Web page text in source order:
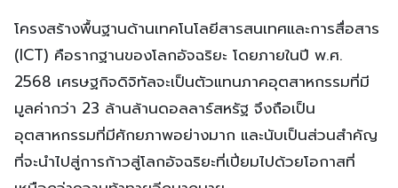
โครงสร้างพื้นฐานด้านเทคโนโลยีสารสนเทศและการสื่อสาร
(ICT) คือรากฐานของโลกอัจฉริยะ โดยภายในปี พ.ศ.
2568 เศรษฐกิจดิจิทัลจะเป็นตัวแทนภาคอุตสาหกรรมที่มี
มูลค่ากว่า 23 ล้านล้านดอลลาร์สหรัฐ จึงถือเป็น
อุตสาหกรรมที่มีศักยภาพอย่างมาก และนับเป็นส่วนสำคัญ
ที่จะนำไปสู่การก้าวสู่โลกอัจฉริยะที่เปี่ยมไปด้วยโอกาสที่